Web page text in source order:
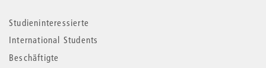
Studieninteressierte
International Students
Beschäftigte